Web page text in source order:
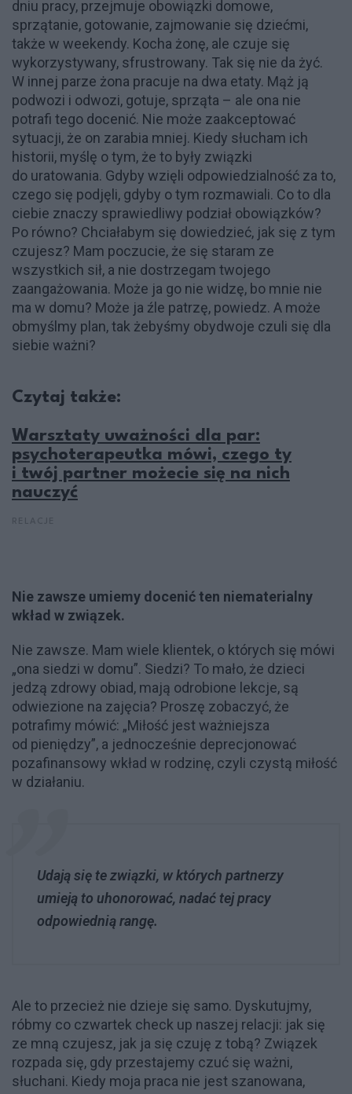
dniu pracy, przejmuje obowiązki domowe,
sprzątanie, gotowanie, zajmowanie się dziećmi,
także w weekendy. Kocha żonę, ale czuje się
wykorzystywany, sfrustrowany. Tak się nie da żyć.
W innej parze żona pracuje na dwa etaty. Mąż ją
podwozi i odwozi, gotuje, sprząta – ale ona nie
potrafi tego docenić. Nie może zaakceptować
sytuacji, że on zarabia mniej. Kiedy słucham ich
historii, myślę o tym, że to były związki
do uratowania. Gdyby wzięli odpowiedzialność za to,
czego się podjęli, gdyby o tym rozmawiali. Co to dla
ciebie znaczy sprawiedliwy podział obowiązków?
Po równo? Chciałabym się dowiedzieć, jak się z tym
czujesz? Mam poczucie, że się staram ze
wszystkich sił, a nie dostrzegam twojego
zaangażowania. Może ja go nie widzę, bo mnie nie
ma w domu? Może ja źle patrzę, powiedz. A może
obmyślmy plan, tak żebyśmy obydwoje czuli się dla
siebie ważni?
Czytaj także:
Warsztaty uważności dla par:
psychoterapeutka mówi, czego ty
i twój partner możecie się na nich
nauczyć
Nie zawsze umiemy docenić ten niematerialny
wkład w związek.
Nie zawsze. Mam wiele klientek, o których się mówi
„ona siedzi w domu”. Siedzi? To mało, że dzieci
jedzą zdrowy obiad, mają odrobione lekcje, są
odwiezione na zajęcia? Proszę zobaczyć, że
potrafimy mówić: „Miłość jest ważniejsza
od pieniędzy”, a jednocześnie deprecjonować
pozafinansowy wkład w rodzinę, czyli czystą miłość
w działaniu.
Udają się te związki, w których partnerzy
umieją to uhonorować, nadać tej pracy
odpowiednią rangę.
Ale to przecież nie dzieje się samo. Dyskutujmy,
róbmy co czwartek check up naszej relacji: jak się
ze mną czujesz, jak ja się czuję z tobą? Związek
rozpada się, gdy przestajemy czuć się ważni,
słuchani. Kiedy moja praca nie jest szanowana,